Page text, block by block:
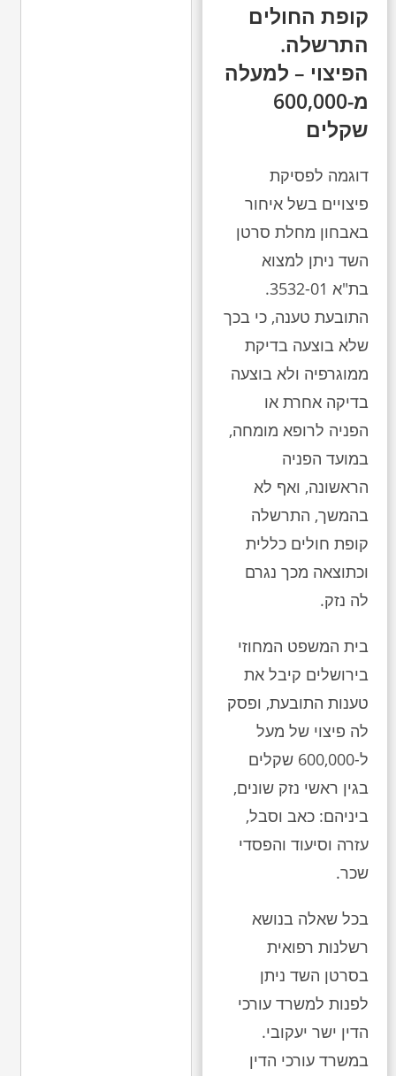
קופת החולים
התרשלה.
הפיצוי – למעלה
מ-600,000
שקלים
דוגמה לפסיקת
פיצויים בשל איחור
באבחון מחלת סרטן
השד ניתן למצוא
בת"א 3532-01.
התובעת טענה, כי בכך
שלא בוצעה בדיקת
ממוגרפיה ולא בוצעה
בדיקה אחרת או
הפניה לרופא מומחה,
במועד הפניה
הראשונה, ואף לא
בהמשך, התרשלה
קופת חולים כללית
וכתוצאה מכך נגרם
לה נזק.
בית המשפט המחוזי
בירושלים קיבל את
טענות התובעת, ופסק
לה פיצוי של מעל
ל-600,000 שקלים
בגין ראשי נזק שונים,
ביניהם: כאב וסבל,
עזרה וסיעוד והפסדי
שכר.
בכל שאלה בנושא
רשלנות רפואית
בסרטן השד ניתן
לפנות למשרד עורכי
הדין ישר יעקובי.
במשרד עורכי הדין